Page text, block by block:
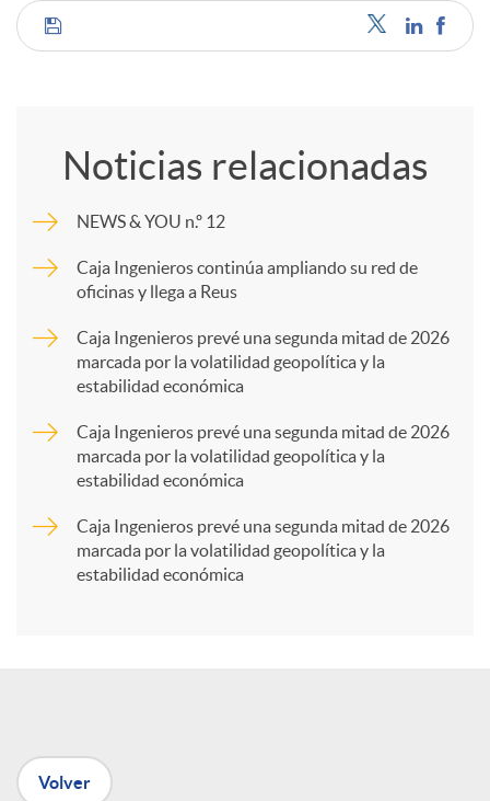
C
m
p
a
n
Noticias relacionadas
NEWS & YOU n.º 12
Caja Ingenieros continúa ampliando su red de
oficinas y llega a Reus
Caja Ingenieros prevé una segunda mitad de 2026
marcada por la volatilidad geopolítica y la
estabilidad económica
Caja Ingenieros prevé una segunda mitad de 2026
marcada por la volatilidad geopolítica y la
estabilidad económica
Caja Ingenieros prevé una segunda mitad de 2026
marcada por la volatilidad geopolítica y la
estabilidad económica
Volver